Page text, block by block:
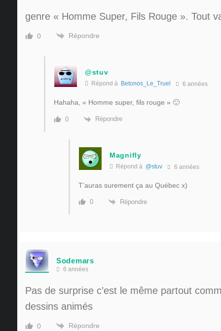
genre « Homme Super, Fils Rouge ». Tout
0 Répondre
@stuv
Répond à Betonos_Le_Truel 6 années
Hahaha, « Homme super, fils rouge » 🙂
0 Répondre
Magnifly
Répond à @stuv 6 années
T’auras surement ça au Québec x)
0 Répondre
Sodemars
6 années
Pas de surprise c’est le même partout
dessins animés
0 Répondre